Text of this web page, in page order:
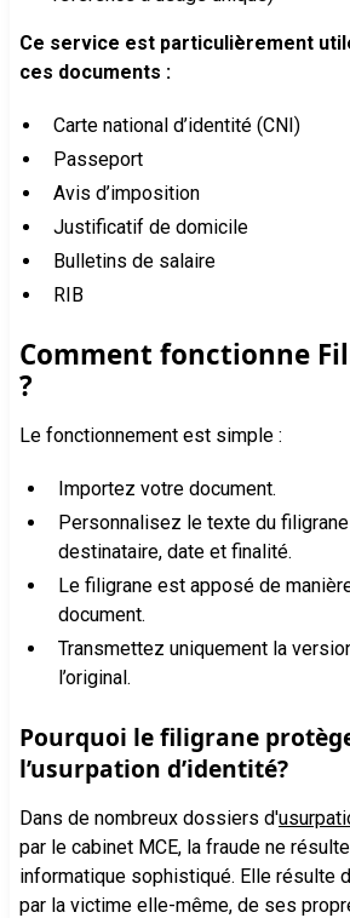
Ce service est particulièrement
ces documents :
Carte national d’identité (CNI)
Passeport
Avis d’imposition
Justificatif de domicile
Bulletins de salaire
RIB
Comment fonctionne
?
Le fonctionnement est simple :
Importez votre document.
Personnalisez le texte du
destinataire, date et finalité.
Le filigrane est apposé de
document.
Transmettez uniquement la
l’original.
Pourquoi le filigrane
l’usurpation d’identité?
Dans de nombreux dossiers d'
par le cabinet MCE, la fraude ne
informatique sophistiqué. Elle résulte
par la victime elle-même, de ses